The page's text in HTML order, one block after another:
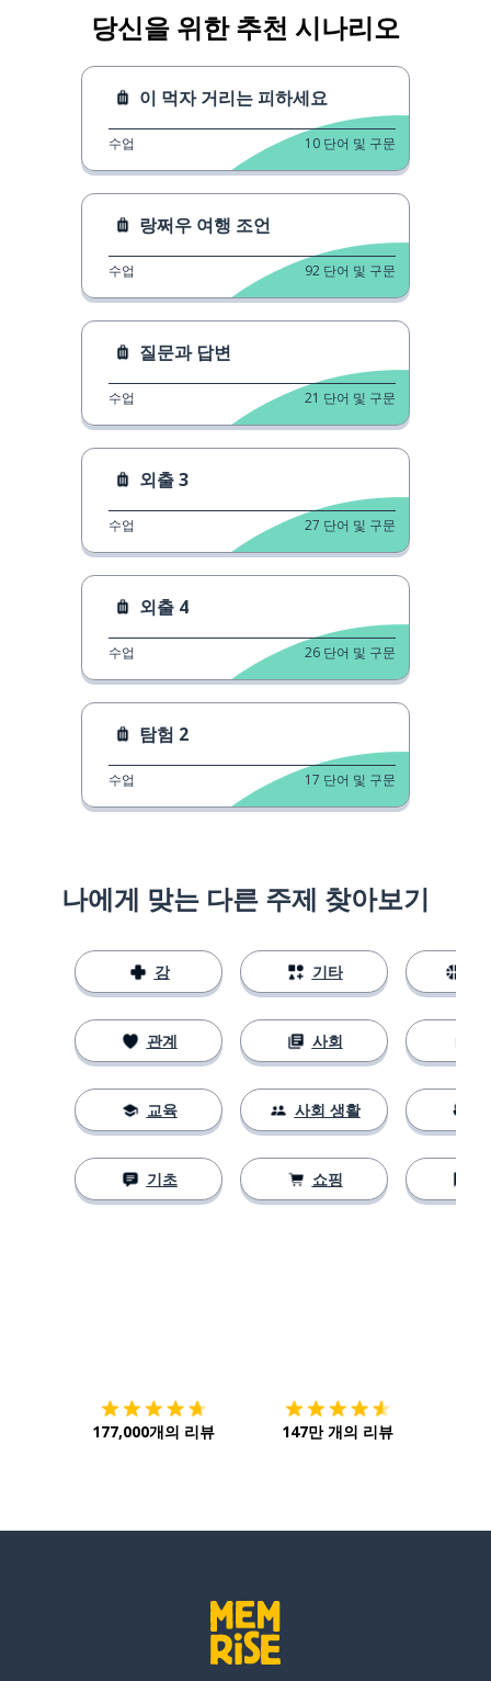
당신을 위한 추천 시나리오
이 먹자 거리는 피하세요
수업 10 단어 및 구문
랑쩌우 여행 조언
수업 92 단어 및 구문
질문과 답변
수업 21 단어 및 구문
외출 3
수업 27 단어 및 구문
외출 4
수업 26 단어 및 구문
탐험 2
수업 17 단어 및 구문
나에게 맞는 다른 주제 찾아보기
강
관계
교육
기초
기타
사회
사회 생활
쇼핑
177,000개의 리뷰 147만 개의 리뷰